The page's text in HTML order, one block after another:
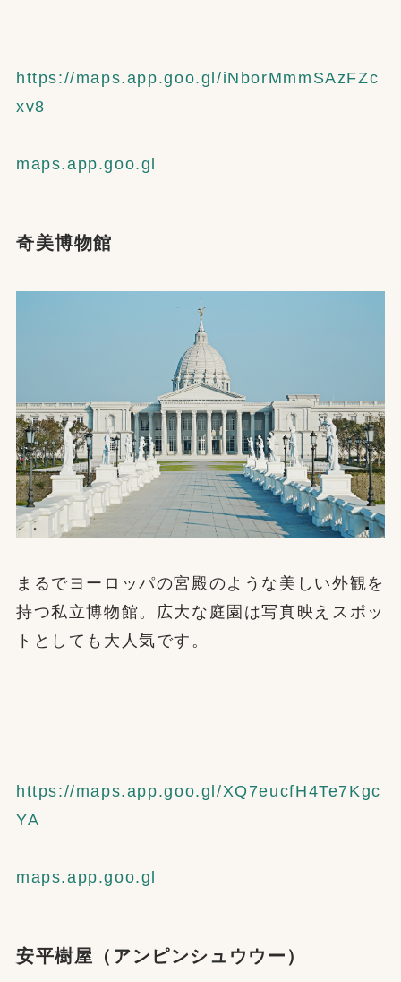
https://maps.app.goo.gl/iNborMmmSAzFZc
xv8
maps.app.goo.gl
奇美博物館
まるでヨーロッパの宮殿のような美しい外観を
持つ私立博物館。広大な庭園は写真映えスポッ
トとしても大人気です。
https://maps.app.goo.gl/XQ7eucfH4Te7Kgc
YA
maps.app.goo.gl
安平樹屋（アンピンシュウウー）